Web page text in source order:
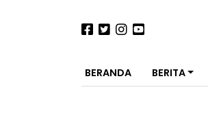
BERANDA BERITA